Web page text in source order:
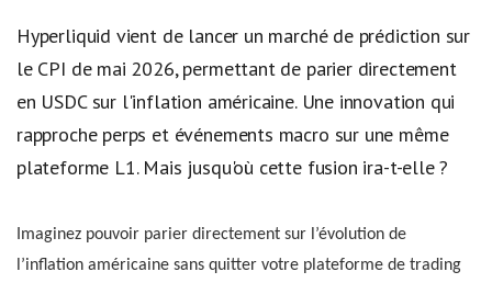
Hyperliquid vient de lancer un marché de prédiction sur
le CPI de mai 2026, permettant de parier directement
en USDC sur l'inflation américaine. Une innovation qui
rapproche perps et événements macro sur une même
plateforme L1. Mais jusqu'où cette fusion ira-t-elle ?
Imaginez pouvoir parier directement sur l’évolution de
l’inflation américaine sans quitter votre plateforme de trading